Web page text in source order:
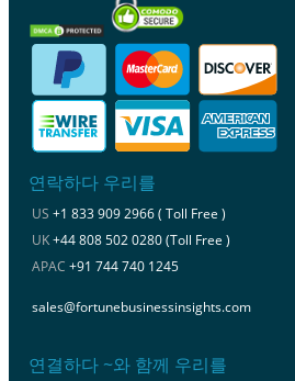
연락하다 우리를
US +1 833 909 2966 ( Toll Free )
UK+44 808 502 0280 (Toll Free )
APAC +91 744 740 1245
sales@fortunebusinessinsights.com
연결하다 ~와 함께 우리를